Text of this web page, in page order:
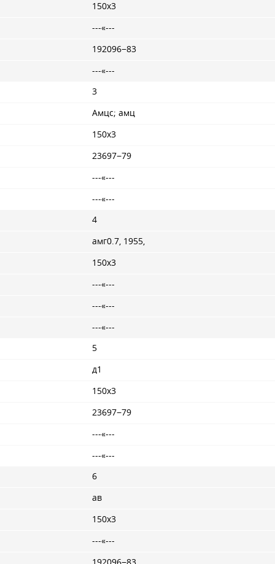
150x3
---«---
192096−83
---«---
3
Амцс; амц
150x3
23697−79
---«---
---«---
4
амг0.7, 1955,
150x3
---«---
---«---
---«---
5
д1
150x3
23697−79
---«---
---«---
6
ав
150x3
---«---